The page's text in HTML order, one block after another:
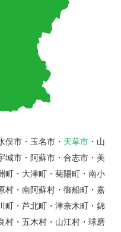
俣市・玉名市・ 天草市 ・山
城市・阿蘇市・合志市・美
町・大津町・菊陽町・南小
村・南阿蘇村・御船町・嘉
町・芦北町・津奈木町・錦
村・五木村・山江村・球磨